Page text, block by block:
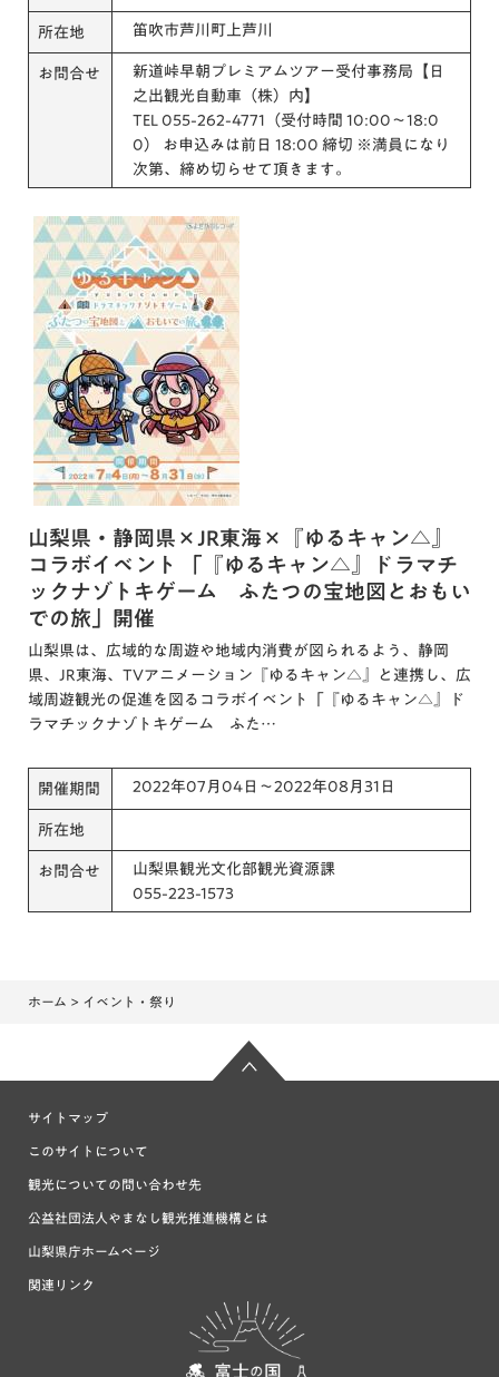
所在地 笛吹市芦川町上芦川
お問合せ
新道峠早朝プレミアムツアー受付事務局【日
之出観光自動車（株）内】
TEL 055-262-4771（受付時間 10:00〜18:0
0） お申込みは前日 18:00 締切 ※満員になり
次第、締め切らせて頂きます。
山梨県・静岡県×JR東海×『ゆるキャン△』
コラボイベント 「『ゆるキャン△』ドラマチ
ックナゾトキゲーム ふたつの宝地図とおもい
での旅」開催
山梨県は、広域的な周遊や地域内消費が図られるよう、静岡
県、JR東海、TVアニメーション『ゆるキャン△』と連携し、広
域周遊観光の促進を図るコラボイベント「『ゆるキャン△』ド
ラマチックナゾトキゲーム ふた…
開催期間 2022年07月04日～2022年08月31日
所在地
お問合せ
山梨県観光文化部観光資源課
055-223-1573
ホーム > イベント・祭り
サイトマップ
このサイトについて
観光についての問い合わせ先
公益社団法人やまなし観光推進機構とは
山梨県庁ホームページ
関連リンク
富士の国や
まなし